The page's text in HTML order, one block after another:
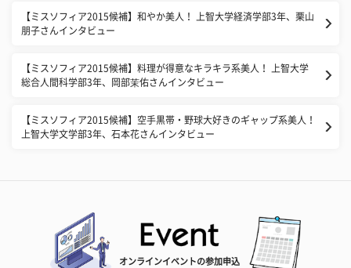
【ミスソフィア2015候補】和やか美人！ 上智大学経済学部3年、栗山
朋子さんインタビュー
【ミスソフィア2015候補】料理が得意なキラキラ系美人！ 上智大学
総合人間科学部3年、岡部茉佑さんインタビュー
【ミスソフィア2015候補】空手黒帯・野球大好きのギャップ系美人！
上智大学文学部3年、石本花さんインタビュー
オンラインイベントの参加申込